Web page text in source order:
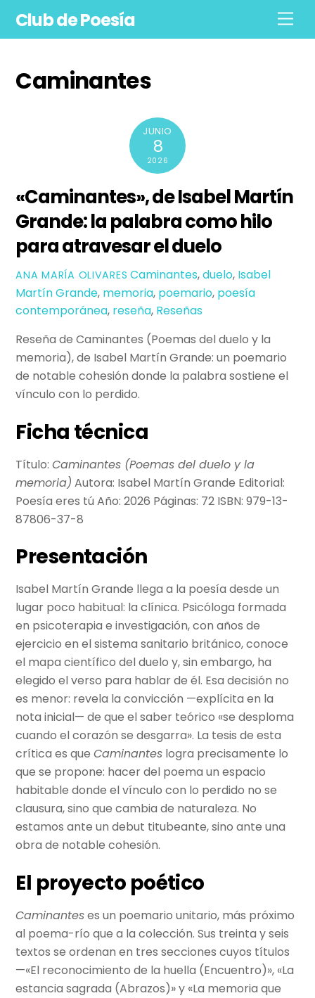
Club de Poesía
Caminantes
JUNIO
8
2026
«Caminantes», de Isabel Martín
Grande: la palabra como hilo
para atravesar el duelo
ANA MARÍA OLIVARES Caminantes,duelo, Isabel
Martín Grande, memoria, poemario, poesía
contemporánea, reseña, Reseñas
Reseña de Caminantes (Poemas del duelo y la
memoria), de Isabel Martín Grande: un poemario
de notable cohesión donde la palabra sostiene el
vínculo con lo perdido.
Ficha técnica
Título:Caminantes (Poemas del duelo y la
memoria) Autora: Isabel Martín Grande Editorial:
Poesía eres tú Año: 2026 Páginas: 72 ISBN: 979-13-
87806-37-8
Presentación
Isabel Martín Grande llega a la poesía desde un
lugar poco habitual: la clínica. Psicóloga formada
en psicoterapia e investigación, con años de
ejercicio en el sistema sanitario británico, conoce
el mapa científico del duelo y, sin embargo, ha
elegido el verso para hablar de él. Esa decisión no
es menor: revela la convicción —explícita en la
nota inicial— de que el saber teórico «se desploma
cuando el corazón se desgarra». La tesis de esta
crítica es queCaminantes logra precisamente lo
que se propone: hacer del poema un espacio
habitable donde el vínculo con lo perdido no se
clausura, sino que cambia de naturaleza. No
estamos ante un debut titubeante, sino ante una
obra de notable cohesión.
El proyecto poético
Caminanteses un poemario unitario, más próximo
al poema-río que a la colección. Sus treinta y seis
textos se ordenan en tres secciones cuyos títulos
—«El reconocimiento de la huella (Encuentro)», «La
estancia sagrada (Abrazos)» y «La memoria que